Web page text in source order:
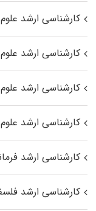
کارشناسی ارشد علوم
کارشناسی ارشد علوم
کارشناسی ارشد
کارشناسی ارشد
کارشناسی ارشد
کارشناسی ارشد